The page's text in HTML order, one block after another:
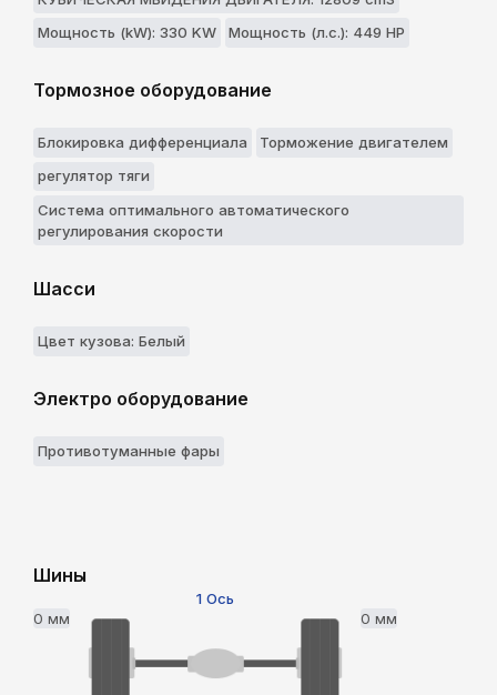
Мощность (kW): 330 KW
Мощность (л.с.): 449 HP
Тормозное оборудование
Блокировка дифференциала
Торможение двигателем
регулятор тяги
Система оптимального автоматического
регулирования скорости
Шасси
Цвет кузова: Белый
Электро оборудование
Противотуманные фары
Шины
1 Ось
0 мм
0 мм